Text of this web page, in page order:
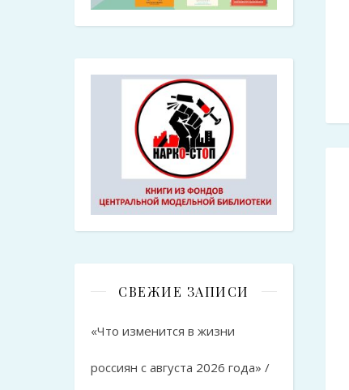
СВЕЖИЕ ЗАПИСИ
«Что изменится в жизни
россиян с августа 2026 года» /